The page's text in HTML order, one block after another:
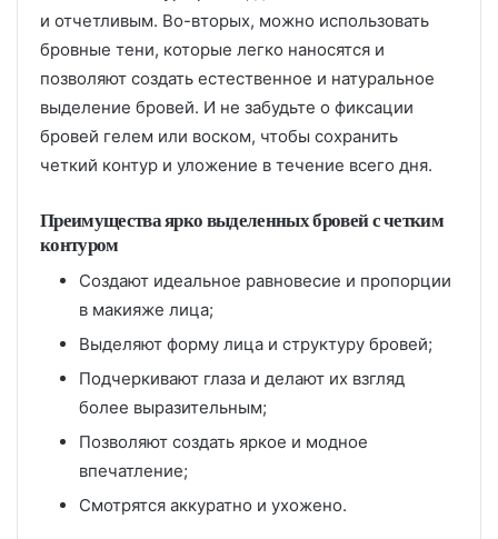
и отчетливым. Во-вторых, можно использовать
бровные тени, которые легко наносятся и
позволяют создать естественное и натуральное
выделение бровей. И не забудьте о фиксации
бровей гелем или воском, чтобы сохранить
четкий контур и уложение в течение всего дня.
Преимущества ярко выделенных бровей с четким
контуром
Создают идеальное равновесие и пропорции
в макияже лица;
Выделяют форму лица и структуру бровей;
Подчеркивают глаза и делают их взгляд
более выразительным;
Позволяют создать яркое и модное
впечатление;
Смотрятся аккуратно и ухожено.